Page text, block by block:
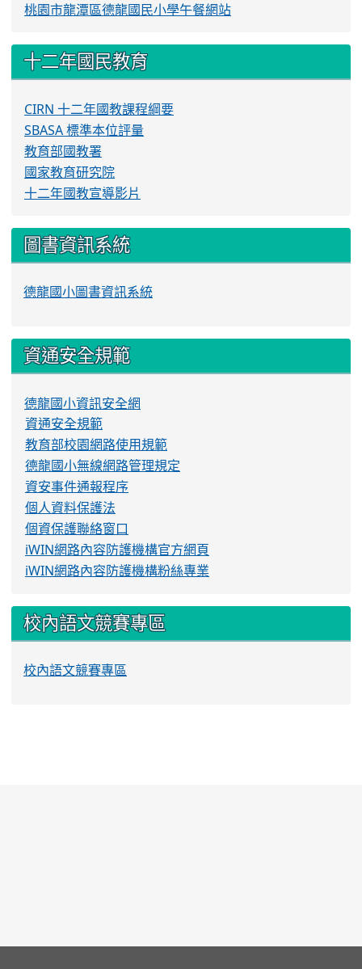
桃園市龍潭區德龍國民小學午餐網站
十二年國民教育
CIRN 十二年國教課程綱要
SBASA 標準本位評量
教育部國教署
國家教育研究院
十二年國教宣導影片
圖書資訊系統
德龍國小圖書資訊系統
資通安全規範
德龍國小資訊安全網
資通安全規範
教育部校園網路使用規範
德龍國小無線網路管理規定
資安事件通報程序
個人資料保護法
個資保護聯絡窗口
iWIN網路內容防護機構官方網頁
iWIN網路內容防護機構粉絲專業
校內語文競賽專區
校內語文競賽專區